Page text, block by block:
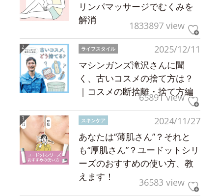
リンパマッサージでむくみを
解消
1833897 view
2025/12/11
ライフスタイル
マシンガンズ滝沢さんに聞
く、古いコスメの捨て方は？
｜コスメの断捨離・捨て方編
65891 view
2024/11/27
スキンケア
あなたは“薄肌さん”？それと
も“厚肌さん”？ユードットシリ
ーズのおすすめの使い方、教
えます！
36583 view